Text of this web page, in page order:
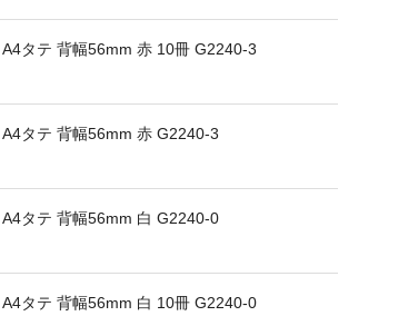
タテ 背幅56mm 赤 10冊 G2240-3
タテ 背幅56mm 赤 G2240-3
タテ 背幅56mm 白 G2240-0
タテ 背幅56mm 白 10冊 G2240-0